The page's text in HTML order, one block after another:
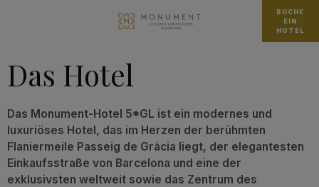
BUCHE
EIN
HOTEL
Das Hotel
Das Monument-Hotel 5*GL ist ein modernes und
luxuriöses Hotel, das im Herzen der berühmten
Flaniermeile Passeig de Gràcia liegt, der elegantesten
Einkaufsstraße von Barcelona und eine der
exklusivsten weltweit sowie das Zentrum des